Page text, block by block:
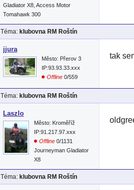
Gladiator X8, Access Motor
Tomahawk 300
Téma: klubovna RM Roštín
jjura
Město: Přerov 3
IP:93.93.33.xxx
Offline 0/559
tak
Téma: klubovna RM Roštín
Laszlo
Město: Kroměříž
IP:91.217.97.xxx
Offline 0/1131
Journeyman Gladiator
X8
Téma: klubovna RM Roštín